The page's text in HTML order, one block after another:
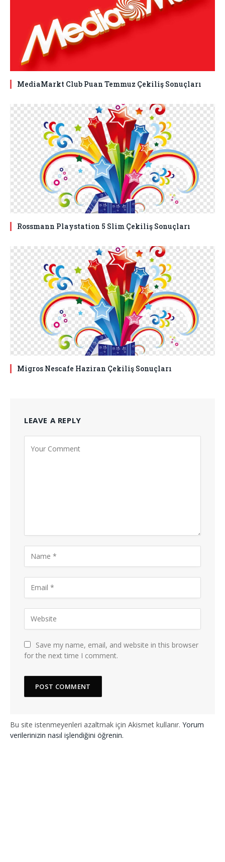
MediaMarkt Club Puan Temmuz Çekiliş Sonuçları
Rossmann Playstation 5 Slim Çekiliş Sonuçları
Migros Nescafe Haziran Çekiliş Sonuçları
LEAVE A REPLY
Save my name, email, and website in this browser
for the next time I comment.
Bu site istenmeyenleri azaltmak için Akismet kullanır. Yorum
verilerinizin nasıl işlendiğini öğrenin.